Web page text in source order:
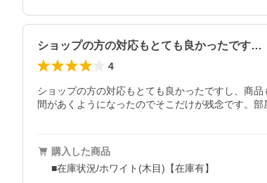
ショップの方の対応もとても良かったです…
4
ショップの方の対応もとても良かったですし、商
間があくようになったのでそこだけが残念です。
購入した商品
■在庫状況/ホワイト(木目)【在庫有】